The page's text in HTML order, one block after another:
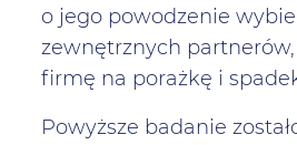
o jego powodzenie
zewnętrznych
firmę na porażkę i
Powyższe badanie